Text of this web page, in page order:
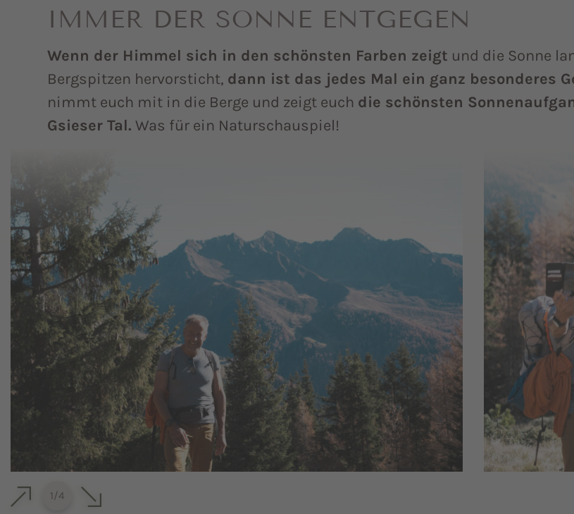
IMMER DER SONNE ENTGEGEN
Wenn der Himmel sich in den schönsten Farben zeigt und die Sonne
Bergspitzen hervorsticht, dann ist das jedes Mal ein ganz besonderes
nimmt euch mit in die Berge und zeigt euch die schönsten
Gsieser Tal. Was für ein Naturschauspiel!
1/4